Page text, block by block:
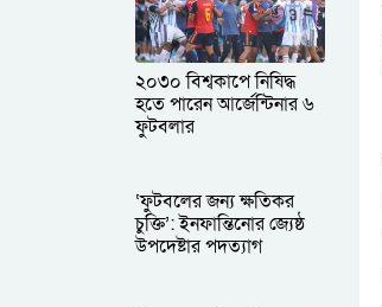
২০৩০ বিশ্বকাপে নিষিদ্ধ
হতে পারেন আর্জেন্টিনার ৬
ফুটবলার
‘ফুটবলের জন্য ক্ষতিকর
চুক্তি’: ইনফান্তিনোর জ্যেষ্ঠ
উপদেষ্টার পদত্যাগ